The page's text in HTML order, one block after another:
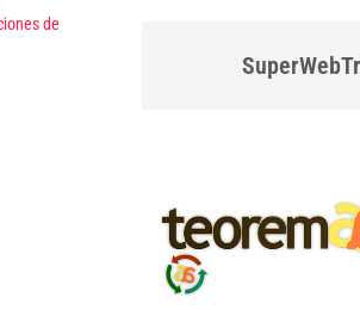
de